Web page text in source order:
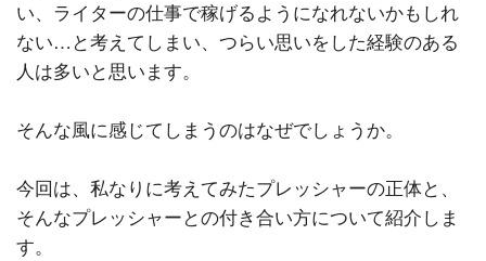
い、ライターの仕事で稼げるようになれないかもしれ
ない…と考えてしまい、つらい思いをした経験のある
人は多いと思います。
そんな風に感じてしまうのはなぜでしょうか。
今回は、私なりに考えてみたプレッシャーの正体と、
そんなプレッシャーとの付き合い方について紹介しま
す。